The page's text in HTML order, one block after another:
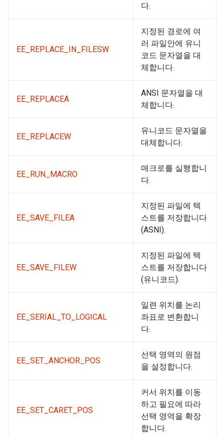
다.
EE_REPLACE_IN_FILESW
지정된 경로에 여
러 파일안에 유니
코드 문자열을 대
체합니다.
EE_REPLACEA
ANSI 문자열을 대
체합니다.
EE_REPLACEW
유니코드 문자열을
대체합니다.
EE_RUN_MACRO
매크로를 실행합니
다.
EE_SAVE_FILEA
지정된 파일에 텍
스트를 저장합니다
(ASNI).
EE_SAVE_FILEW
지정된 파일에 텍
스트를 저장합니다
(유니코드).
EE_SERIAL_TO_LOGICAL
일련 위치를 논리
좌표로 변환합니
다.
EE_SET_ANCHOR_POS
선택 영역의 원점
을 설정합니다.
EE_SET_CARET_POS
커서 위치를 이동
하고 필요에 따라
선택 영역을 확장
합니다.